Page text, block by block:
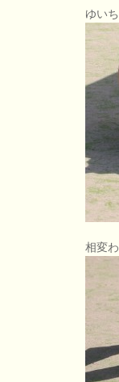
ゆい
相変